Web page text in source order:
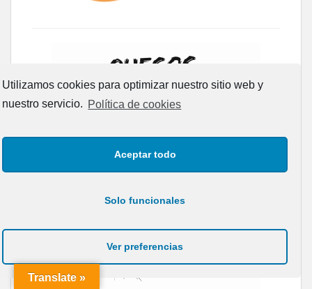
Utilizamos cookies para optimizar nuestro sitio web y
nuestro servicio. Política de cookies
Aceptar todo
Solo funcionales
Ver preferencias
Translate »